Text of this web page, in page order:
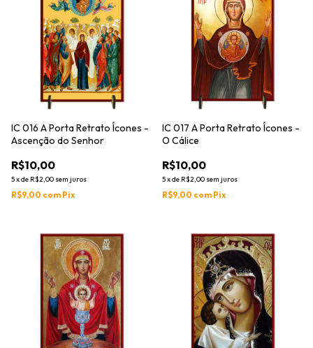
IC 016 A Porta Retrato Ícones -
Ascenção do Senhor
R$10,00
5xde R$2,00 sem juros
R$9,00 com Pix
IC 017 A Porta Retrato Ícones -
O Cálice
R$10,00
5xde R$2,00 sem juros
R$9,00 com Pix